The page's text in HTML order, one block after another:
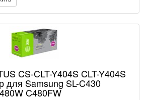
CS-CLT-Y404S CLT-Y404S
для Samsung SL-C430
C480FW